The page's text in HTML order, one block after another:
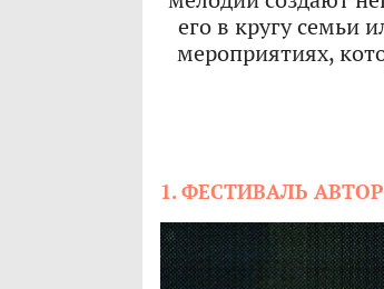
его в кругу семьи
мероприятиях,
1. ФЕСТИВАЛЬ